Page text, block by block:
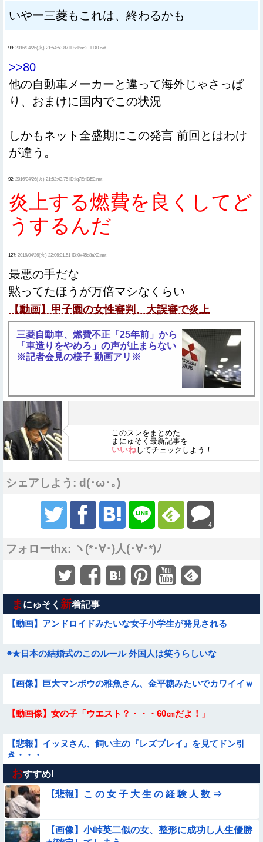
いやー三菱もこれは、終わるかも
99: 2016/04/26(火) 21:54:53.87 ID:dBnq2+LD0.net
>>80
他の自動車メーカーと違って海外じゃさっぱ
り、おまけに国内でこの状況
しかもネット全盛期にこの発言 前回とはわけ
が違う。
92: 2016/04/26(火) 21:52:43.75 ID:Iq7ErlBE0.net
炎上する燃費を良くしてど
うするんだ
127: 2016/04/26(火) 22:06:01.51 ID:0x45d8aX0.net
最悪の手だな
黙ってたほうが万倍マシなくらい
【動画】甲子園の女性審判、大誤審で炎上
三菱自動車、燃費不正「25年前」から
「車造りをやめろ」の声が止まらない
※記者会見の様子 動画アリ※
このスレをまとめた
まにゅそく最新記事を
いいねしてチェックしよう！
シェアしよう: d(･ω･｡)
4
フォローthx: ヽ(*･∀･)人(･∀･*)ﾉ
ま にゅそく 新着記事
【動画】アンドロイドみたいな女子小学生が発見される
◉★日本の結婚式のこのルール 外国人は笑うらしいな
【画像】巨大マンボウの稚魚さん、金平糖みたいでカワイイｗ
【動画像】女の子「ウエスト？・・・60㎝だよ！」
【悲報】イッヌさん、飼い主の『レズプレイ』を見てドン引
き・・・
【動画】デブの喧嘩 ガチでヤバい……
★★昨晩、久しぶりに嫁とセックスしたんだが・・・
【動画】力士さん、ボクサーをボコってしまう
おすすめ!
【悲報】こ の 女 子 大 生 の 経 験 人 数 ⇒
【画像】小峠英二似の女、整形に成功し人生優勝